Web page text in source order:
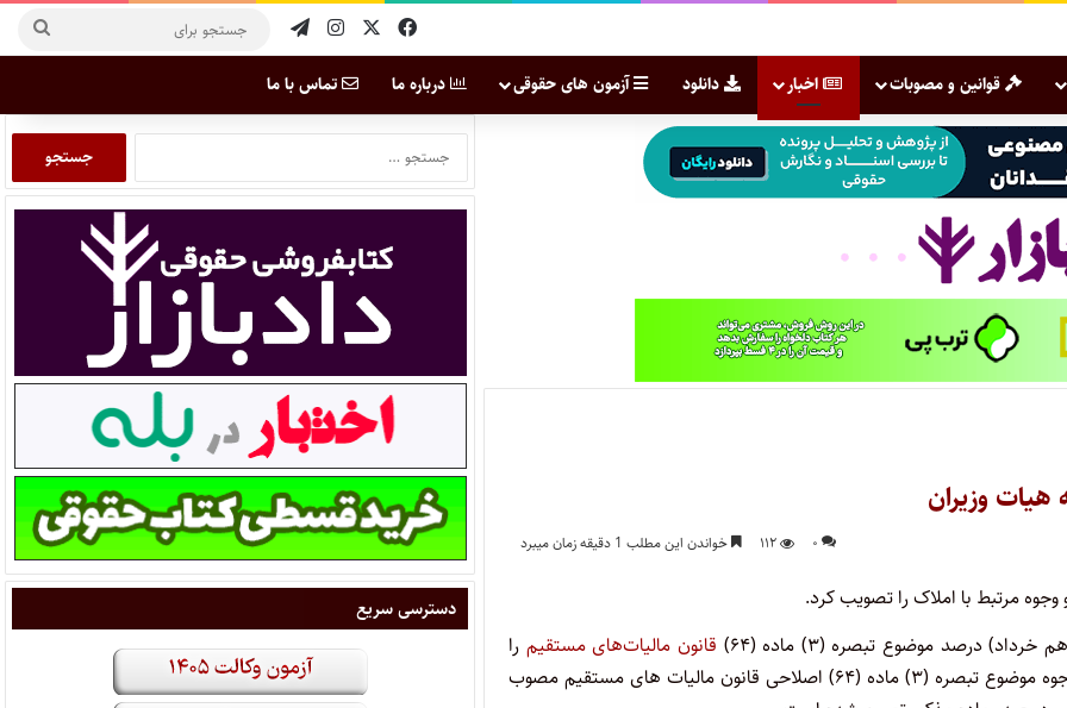
قوانین و مصوبات اخبار دانلود آزمون های حقوقی درباره ما تماس با ما
وزیران
۰ ۱۱۲ خواندن این مطلب 1 دقیقه زمان میبرد
مرتبط با املاک را تصویب کرد.
درصد موضوع تبصره (۳) ماده (۶۴)
قانون مالیات‌های مستقیم را
تعیین کرد. بر اساس این تصویب‌نامه، مأخذ محاسبه سایر عوارض و وجوه موضوع تبصره (۳) ماده (۶۴) اصلاحی قانون مالیات های مستقیم مصوب
دسترسی سریع